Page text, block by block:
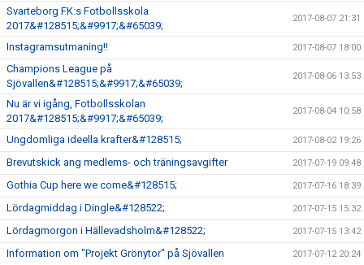
Svarteborg FK:s Fotbollsskola
2017&#128515;&#9917;&#65039;
2017-08-07 21:31
Instagramsutmaning!! 2017-08-07 18:00
Champions League på
Sjövallen&#128515;&#9917;&#65039;
2017-08-06 13:53
Nu är vi igång, Fotbollsskolan
2017&#128515;&#9917;&#65039;
2017-08-04 10:58
Ungdomliga ideella krafter&#128515; 2017-08-02 19:26
Brevutskick ang medlems- och träningsavgifter 2017-07-19 09:48
Gothia Cup here we come&#128515; 2017-07-16 18:39
Lördagmiddag i Dingle&#128522; 2017-07-15 15:32
Lördagmorgon i Hällevadsholm&#128522; 2017-07-15 13:42
Information om "Projekt Grönytor" på Sjövallen 2017-07-12 20:24